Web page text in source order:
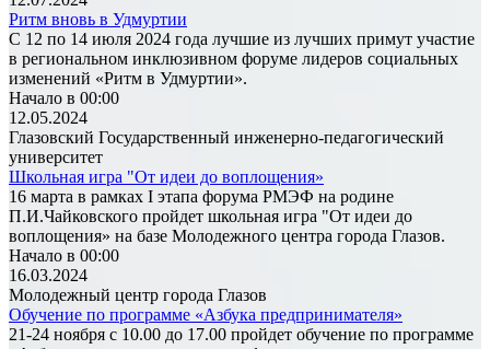
Ритм вновь в Удмуртии
С 12 по 14 июля 2024 года лучшие из лучших примут участие
в региональном инклюзивном форуме лидеров социальных
изменений «Ритм в Удмуртии».
Начало в 00:00
12.05.2024
Глазовский Государственный инженерно-педагогический
университет
Школьная игра "От идеи до воплощения»
16 марта в рамках I этапа форума РМЭФ на родине
П.И.Чайковского пройдет школьная игра "От идеи до
воплощения» на базе Молодежного центра города Глазов.
Начало в 00:00
16.03.2024
Молодежный центр города Глазов
Обучение по программе «Азбука предпринимателя»
21-24 ноября с 10.00 до 17.00 пройдет обучение по программе